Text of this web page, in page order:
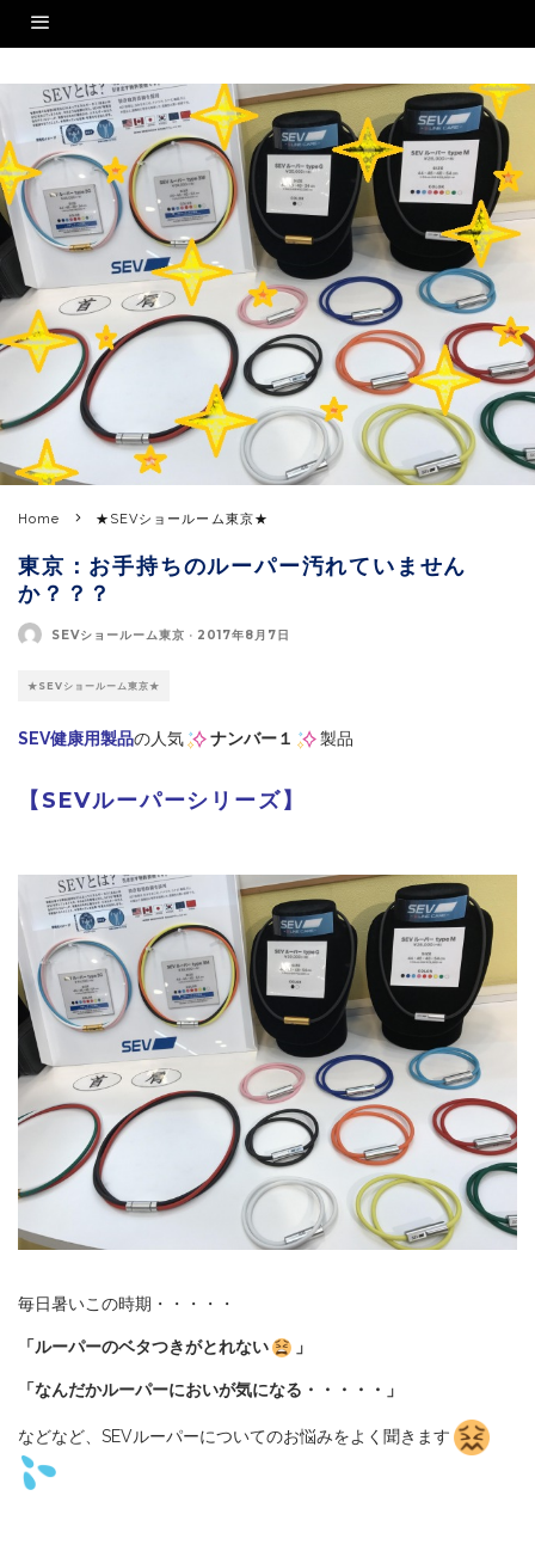
Home ★SEVショールーム東京★
東京：お手持ちのルーパー汚れていません
か？？？
SEVショールーム東京 · 2017年8月7日
★SEVショールーム東京★
SEV健康用製品の人気 ナンバー１ 製品
【SEVルーパーシリーズ】
毎日暑いこの時期・・・・・
「ルーパーのベタつきがとれない 」
「なんだかルーパーにおいが気になる・・・・・」
などなど、SEVルーパーについてのお悩みをよく聞きます